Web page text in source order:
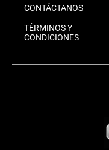
CONTÁCTANOS
TÉRMINOS Y
CONDICIONES